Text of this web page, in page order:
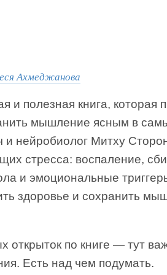
Ахмеджанова
и полезная книга, которая
мышление ясным в
и нейробиолог Митху
стресса: воспаление,
и эмоциональные
здоровье и сохранить
открыток по книге — тут
Есть над чем подумать.